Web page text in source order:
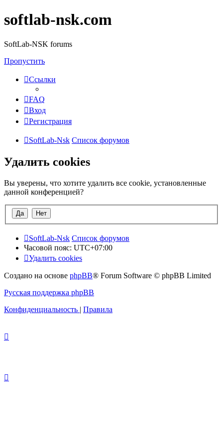
softlab-nsk.com
SoftLab-NSK forums
Пропустить
Ссылки
FAQ
Вход
Регистрация
SoftLab-Nsk Список форумов
Удалить cookies
Вы уверены, что хотите удалить все cookie, установленные
данной конференцией?
SoftLab-Nsk Список форумов
Часовой пояс: UTC+07:00
Удалить cookies
Создано на основе phpBB® Forum Software © phpBB Limited
Русская поддержка phpBB
Конфиденциальность | Правила